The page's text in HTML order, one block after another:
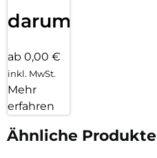
darum!
ab 0,00 €
inkl. MwSt.
Mehr
erfahren
Ähnliche Produkte